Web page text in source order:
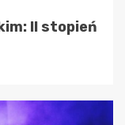
II stopień